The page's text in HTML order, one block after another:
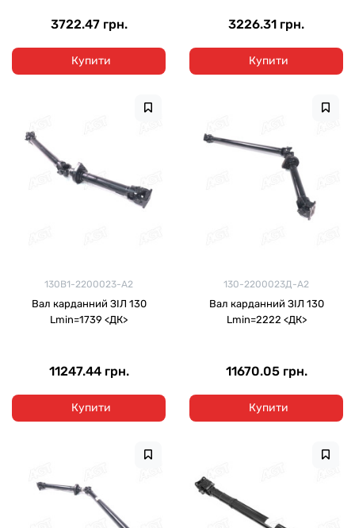
3722.47 грн.
Купити
3226.31 грн.
Купити
130В1-2200023-А2
Вал карданний ЗІЛ 130
Lmin=1739 <ДК>
11247.44 грн.
Купити
130-2200023Д-А2
Вал карданний ЗІЛ 130
Lmin=2222 <ДК>
11670.05 грн.
Купити